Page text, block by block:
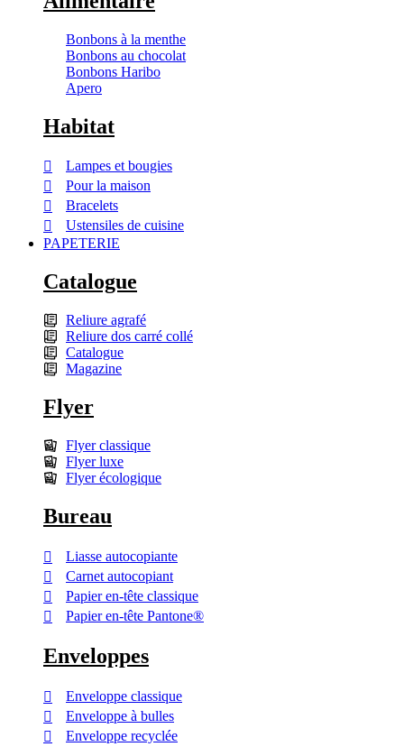
Bonbons à la menthe
Bonbons au chocolat
Bonbons Haribo
Apero
Habitat
Lampes et bougies
Pour la maison
Bracelets
Ustensiles de cuisine
PAPETERIE
Catalogue
Reliure agrafé
Reliure dos carré collé
Catalogue
Magazine
Flyer
Flyer classique
Flyer luxe
Flyer écologique
Bureau
Liasse autocopiante
Carnet autocopiant
Papier en-tête classique
Papier en-tête Pantone®
Enveloppes
Enveloppe classique
Enveloppe à bulles
Enveloppe recyclée